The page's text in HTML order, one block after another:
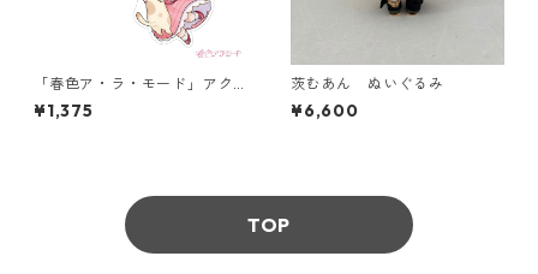
「春色ア・ラ・モード」アク
リルキーホルダー全2種
¥1,375
茨むあん ぬいぐるみ
¥6,600
TOP